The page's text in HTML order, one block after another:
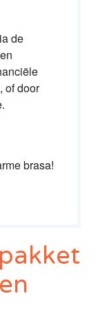
de
of door
brasa!